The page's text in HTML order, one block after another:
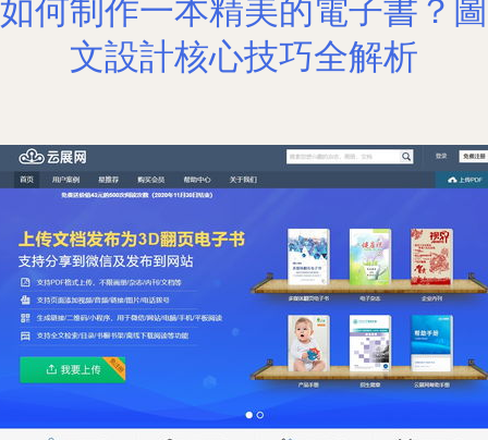
如何制作一本精美的電子書？圖
文設計核心技巧全解析